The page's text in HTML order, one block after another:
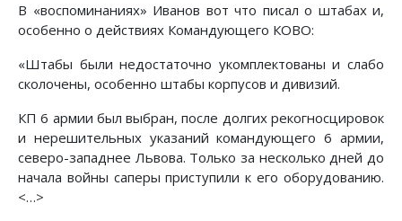
В «воспоминаниях» Иванов вот что писал о штабах и,
особенно о действиях Командующего КОВО:
«Штабы были недостаточно укомплектованы и слабо
сколочены, особенно штабы корпусов и дивизий.
КП 6 армии был выбран, после долгих рекогносцировок
и нерешительных указаний командующего 6 армии,
северо-западнее Львова. Только за несколько дней до
начала войны саперы приступили к его оборудованию.
<…>